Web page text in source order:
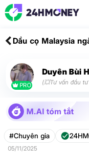
Dầu cọ Malaysia
nhu cầu xuất khẩu
PRO
Duyên Bùi
(💥Tư vấn đầu
M.AI tóm tắt
#Chuyên gia
05/11/2025